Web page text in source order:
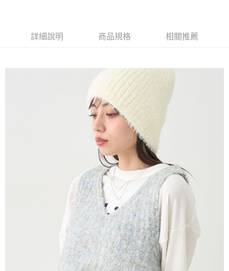
成交易。
3.實際核准額度、可分期數及費用金額請依後續交易確認頁面所載為準。
法說明評估內容。
1.分期款項不併入電信帳單，「大哥付你分期」於每月結算日後寄送繳費提
2.透過簡訊連結打開帳單後，可選擇「超商條碼／台灣大直營門市／銀行轉
帳／街口支付／iPASS MONEY」等通路繳費。
1.本服務係由「台灣大哥大股份有限公司」（以下簡稱本公司）所提供，讓
用戶於交易時，得透過本服務購買商品或服務，並由商店將買賣／分期付款
買賣價金債權讓與本公司後，依約使用本公司帳單繳交帳款。
2.基於同意付款使用「大哥付你分期」之契約關係目的，商店將以您的個人
資料（包含姓名、電話或地址）提供予台灣大哥大進項蒐集、處理及利用，
由本公司與您本人進行分期帳單所需資料之確認、核對及更正。
3.完整用戶服務條款，請詳閱以下連結： https://oppay.tw/userRule
AFTEE先享後付是「在收到商品之後才付款」的支付方式。 讓您購物簡單
３．安心：先確認商品／服務後，再付款。
１．於結帳方式選擇「AFTEE先享後付」後，將跳轉至「AFTEE先享後付」
結帳頁面，進行簡訊認證並確認金額後，即可完成結帳。
２．訂單成立數日內，您將收到繳費通知簡訊。
３．收到繳費通知簡訊後14天內，點擊此簡訊中的連結，可透過四大超商／
ATM／網路銀行／等多元方式進行付款，方視為交易完成。
※ 請注意：結帳手續完成當下不需立刻繳費，但若您需要取消訂單，請聯絡
購買商品的店家。未經商家同意取消之訂單仍視為有效，需透過AFTEE先享
※ 交易是否成功請以「AFTEE先享後付 」之結帳頁面顯示為準，若有關於
是否繳費成功／繳費後需取消欲退款等相關疑問，請聯繫「AFTEE先享後付
https://netprotections.freshdesk.com/support/home
１．透過由恩沛科技股份有限公司提供之「AFTEE先享後付」服務完成之交
易，需依本服務之必要範圍內提供個人資料，並將交易相關給付款項請求債
權轉讓予恩沛科技股份有限公司。
２．關於個人資料處理事宜，請瀏覽以下網址：
https://aftee.tw/terms/#terms3
３．未成年的使用者請事先徵得法定代理人或監護人之同意方可使用
ATM付款
每筆NT$60，滿NT$388(含以上)免運費
每筆NT$60，滿NT$388(含以上)免運費
每筆NT$60，滿NT$888(含以上)免運費
每筆NT$60，滿NT$888(含以上)免運費
每筆NT$60，滿NT$888(含以上)免運費
每筆NT$60，滿NT$888(含以上)免運費
詳細說明 商品規格 相關推薦